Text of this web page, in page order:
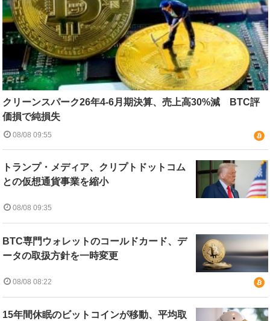
クリーンスパーク26年4-6月期決算、売上高30%減 BTC評
価損で純損失
08/08 09:55
トランプ・メディア、クリプトドットコム
との仮想通貨事業を縮小
08/08 09:35
BTC専門ウォレットのコールドカード、デ
ータの取扱方針を一時変更
08/08 08:22
15年間休眠のビットコインが移動、平均取